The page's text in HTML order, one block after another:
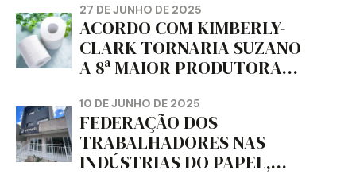
da dignidade sindical.
27 DE JUNHO DE 2025
ACORDO COM KIMBERLY-
CLARK TORNARIA SUZANO
A 8ª MAIOR PRODUTORA
MUNDO, DIZ FITCH
10 DE JUNHO DE 2025
FEDERAÇÃO DOS
TRABALHADORES NAS
INDÚSTRIAS DO PAPEL,